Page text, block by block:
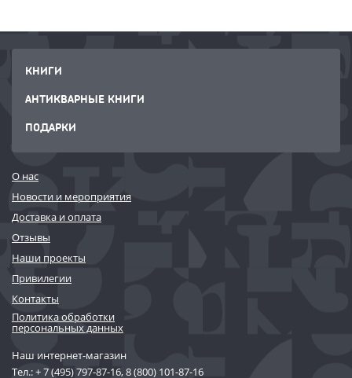
КНИГИ
АНТИКВАРНЫЕ КНИГИ
ПОДАРКИ
О нас
Новости и мероприятия
Доставка и оплата
Отзывы
Наши проекты
Привилегии
Контакты
Политика обработки
персональных данных
Наш интернет-магазин
Тел.:+ 7 (495) 797-87-16,8 (800) 101-87-16